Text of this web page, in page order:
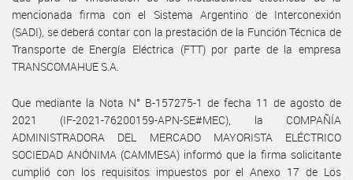
mencionada firma con el Sistema Argentino de Interconexión
(SADI), se deberá contar con la prestación de la Función Técnica de
Transporte de Energía Eléctrica (FTT) por parte de la empresa
TRANSCOMAHUE S.A.
Que mediante la Nota N° B-157275-1 de fecha 11 de agosto de
2021 (IF-2021-76200159-APN-SE#MEC), la COMPAÑÍA
ADMINISTRADORA DEL MERCADO MAYORISTA ELÉCTRICO
SOCIEDAD ANÓNIMA (CAMMESA) informó que la firma solicitante
cumplió con los requisitos impuestos por el Anexo 17 de Los